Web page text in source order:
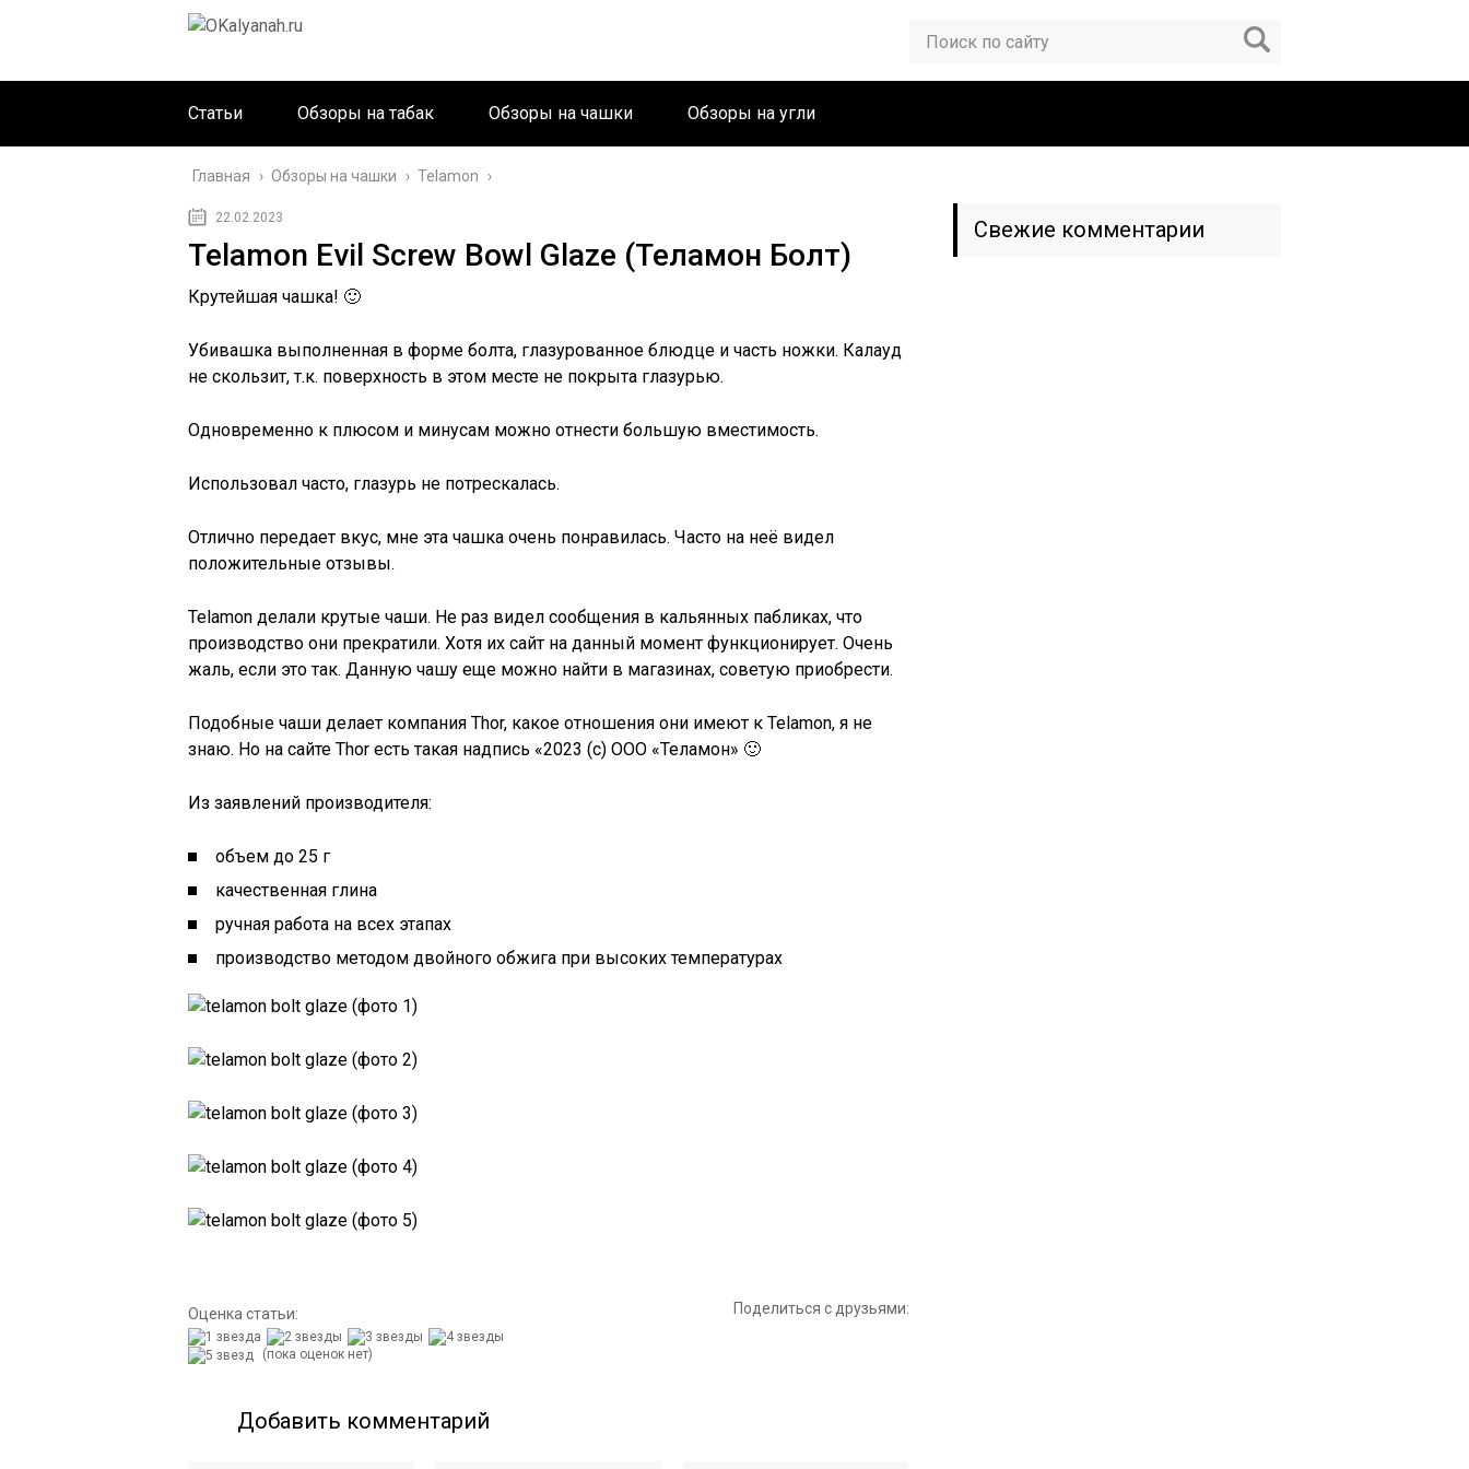
Статьи Обзоры на табак Обзоры на чашки Обзоры на угли
Главная › Обзоры на чашки › Telamon ›
22.02.2023
Telamon Evil Screw Bowl Glaze (Теламон Болт)
Крутейшая чашка! 🙂
Убивашка выполненная в форме болта, глазурованное блюдце и часть ножки. Калауд
не скользит, т.к. поверхность в этом месте не покрыта глазурью.
Одновременно к плюсом и минусам можно отнести большую вместимость.
Использовал часто, глазурь не потрескалась.
Отлично передает вкус, мне эта чашка очень понравилась. Часто на неё видел
положительные отзывы.
Telamon делали крутые чаши. Не раз видел сообщения в кальянных пабликах, что
производство они прекратили. Хотя их сайт на данный момент функционирует. Очень
жаль, если это так. Данную чашу еще можно найти в магазинах, советую приобрести.
Подобные чаши делает компания Thor, какое отношения они имеют к Telamon, я не
знаю. Но на сайте Thor есть такая надпись «2023 (c) ООО «Теламон» 🙂
Из заявлений производителя:
объем до 25 г
качественная глина
ручная работа на всех этапах
производство методом двойного обжига при высоких температурах
Оценка статьи:
(пока оценок нет)
Поделиться с друзьями:
Добавить комментарий
Свежие комментарии